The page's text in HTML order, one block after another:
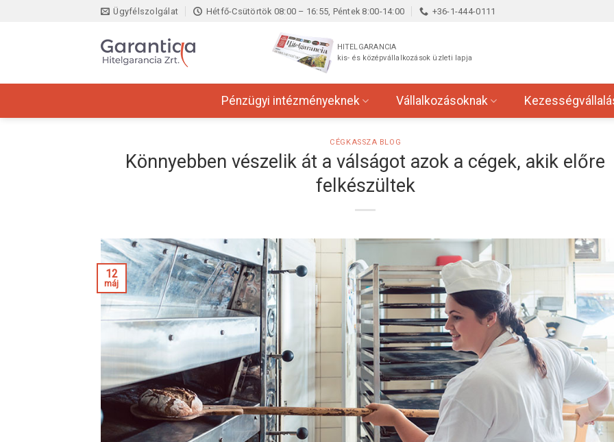
Ügyfélszolgálat Hétfő-Csütörtök 08:00 – 16:55, Péntek 8:00-14:00 +36-1-444-0111
HITELGARANCIA
kis- és középvállalkozások üzleti lapja
Pénzügyi intézményeknek Vállalkozásoknak
CÉGKASSZA BLOG
Könnyebben vészelik át a válságot azok a cégek, akik előre
felkészültek
12
máj